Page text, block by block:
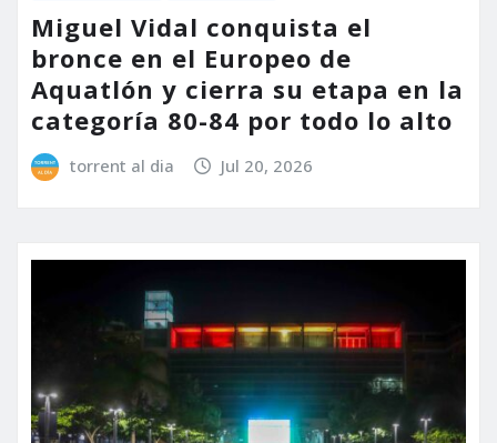
Miguel Vidal conquista el
bronce en el Europeo de
Aquatlón y cierra su etapa en la
categoría 80-84 por todo lo alto
torrent al dia Jul 20, 2026